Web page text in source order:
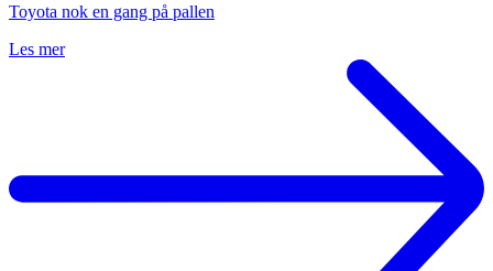
Toyota nok en gang på pallen
Les mer